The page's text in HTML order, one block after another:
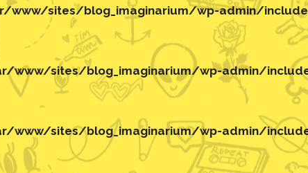
www/sites/blog_imaginarium/wp-admin/
www/sites/blog_imaginarium/wp-admin/
www/sites/blog_imaginarium/wp-admin/